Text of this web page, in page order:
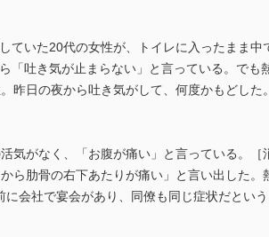
ていた20代の女性が、トイレに入ったまま中
「吐き気が止まらない」と言っている。でも
昨日の夜から吐き気がして、何度かもどした
気がなく、「お腹が痛い」と言っている。［
ら肋骨の右下あたりが痛い」と言い出した。
会社で宴会があり、同僚も同じ症状だとい